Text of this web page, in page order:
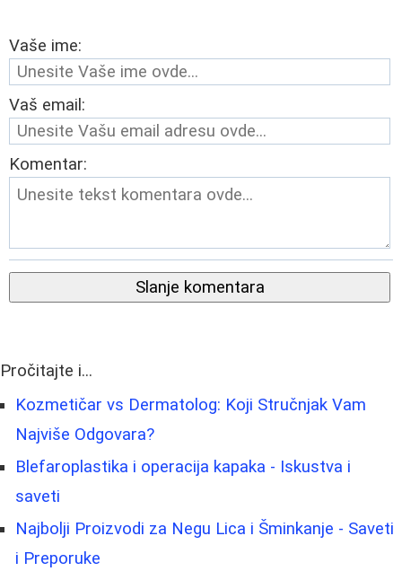
Vaše ime:
Vaš email:
Komentar:
Slanje komentara
Pročitajte i...
Kozmetičar vs Dermatolog: Koji Stručnjak Vam
Najviše Odgovara?
Blefaroplastika i operacija kapaka - Iskustva i
saveti
Najbolji Proizvodi za Negu Lica i Šminkanje - Saveti
i Preporuke